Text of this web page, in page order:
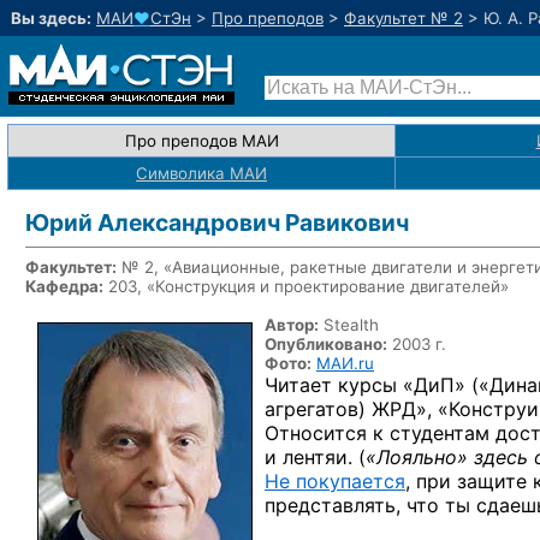
Вы здесь: МАИ♥СтЭн > Про преподов > Факультет № 2 > Ю. А.
Про преподов МАИ
Символика МАИ
Юрий Александрович Равикович
Факультет: № 2, «Авиационные, ракетные двигатели и
Кафедра: 203, «Конструкция и проектирование двигателей»
Автор: Stealth
Опубликовано: 2003 г.
Фото: МАИ.ru
Читает курсы «ДиП»
агрегатов) ЖРД»,
Относится к студентам
и лентяи. («Лояльно» здесь
Не покупается, при защите
представлять, что ты